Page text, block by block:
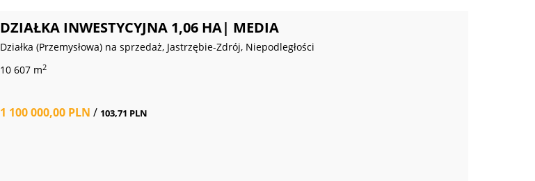
DZIAŁKA INWESTYCYJNA 1,06 HA| MEDIA
Działka (Przemysłowa) na sprzedaż, Jastrzębie-Zdrój, Niepodległości
10 607 m2
1 100 000,00 PLN / 103,71 PLN